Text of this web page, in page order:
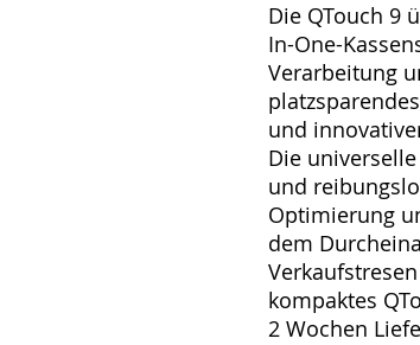
Die QTouch 9
In-One-
Verarbeitung
und
Die
und
Optimierung
dem
kompaktes
2 Wochen